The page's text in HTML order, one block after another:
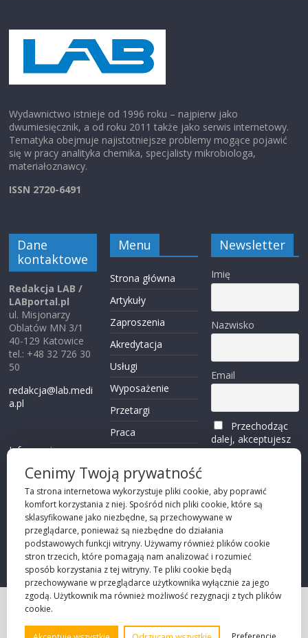
Wydawnictwo istnieje od 1996 roku – najpierw jako
dwumiesięcznik, a od roku 2011 także jako serwis internetowy.
Tematyka obejmuje najistotniejsze problemy mogące pojawić
się w pracy analityka chemika, specjalisty mikrobiologa,
materiałoznawcy.
ISSN 2720-6491
Dane
kontaktowe
Redakcja LAB /
LABportal.pl
ul. Misjonarzy
Oblatów MN 3/1
40-129 Katowice
tel.: +48 32 726 30
50
redakcja@lab.medi
a.pl
Informacje o
Przechodząc dalej,
akceptujeszpolity
kę prywatności
Menu
Strona główna
Artykuły
Zaproszenia
Akredytacja
Usługi
Wyposażenie
Przetargi
Praca
Kontakt
Newsletter
Imię
Nazwisko
Email
Przechodząc
dalej, akceptujesz
politykę
©2026 Robie Sp. z o.o.
Cenimy Twoją prywatność
Ta strona internetowa wykorzystuje pliki cookie, aby poprawić
komfort korzystania z niej. Spośród nich pliki cookie, które są
sklasyfikowane jako niezbędne, są przechowywane w
przeglądarce, ponieważ są niezbędne do działania
podstawowych funkcji witryny. Używamy również plików cookie
stron trzecich, które pomagają nam analizować i rozumieć
sposób korzystania z tej witryny. Te pliki cookie będą
przechowywane w przeglądarce użytkownika wyłącznie za jego
zgodą. Użytkownik ma również możliwość rezygnacji z tych plików
cookie.